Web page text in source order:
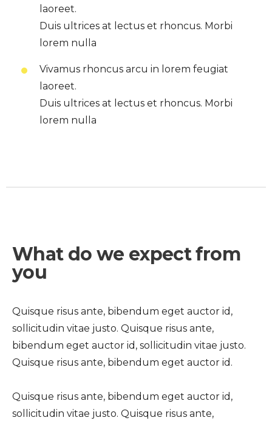
laoreet.
Duis ultrices at lectus et rhoncus. Morbi
lorem nulla
Vivamus rhoncus arcu in lorem feugiat
laoreet.
Duis ultrices at lectus et rhoncus. Morbi
lorem nulla
What do we expect from
you
Quisque risus ante, bibendum eget auctor id,
sollicitudin vitae justo. Quisque risus ante,
bibendum eget auctor id, sollicitudin vitae justo.
Quisque risus ante, bibendum eget auctor id.
Quisque risus ante, bibendum eget auctor id,
sollicitudin vitae justo. Quisque risus ante,